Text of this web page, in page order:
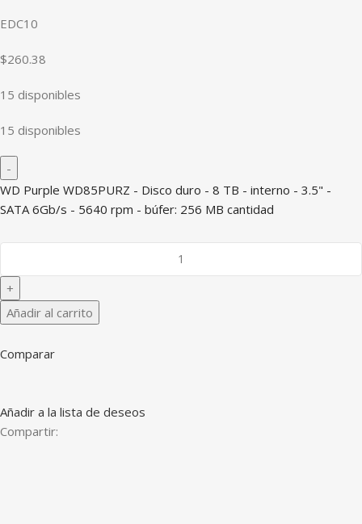
EDC10
$260.38
15 disponibles
15 disponibles
WD Purple WD85PURZ - Disco duro - 8 TB - interno - 3.5" -
SATA 6Gb/s - 5640 rpm - búfer: 256 MB cantidad
Añadir al carrito
Comparar
Añadir a la lista de deseos
Compartir: